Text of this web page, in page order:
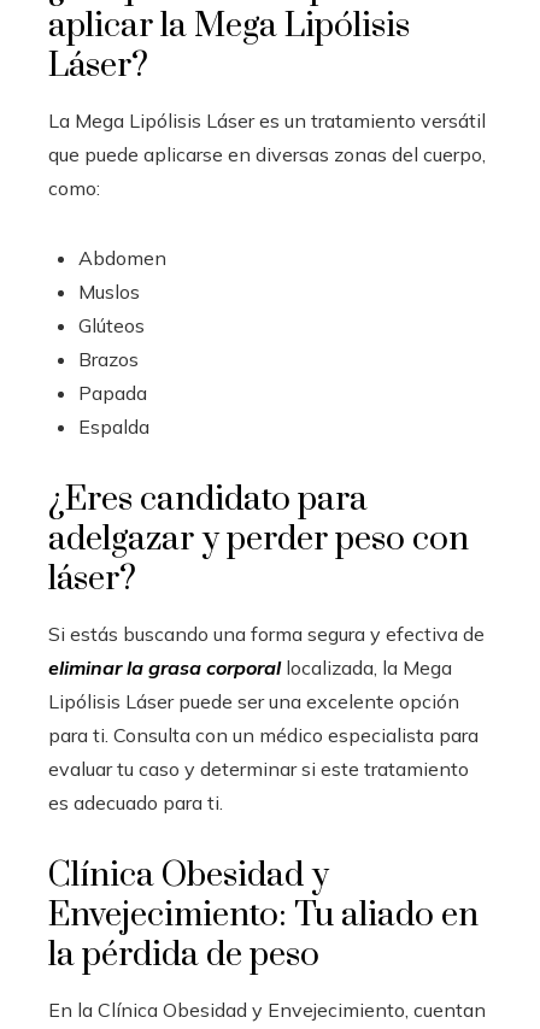
aplicar la Mega Lipólisis
Láser?
La Mega Lipólisis Láser es un tratamiento versátil
que puede aplicarse en diversas zonas del cuerpo,
como:
Abdomen
Muslos
Glúteos
Brazos
Papada
Espalda
¿Eres candidato para
adelgazar y perder peso con
láser?
Si estás buscando una forma segura y efectiva de
eliminar la grasa corporallocalizada, la Mega
Lipólisis Láser puede ser una excelente opción
para ti. Consulta con un médico especialista para
evaluar tu caso y determinar si este tratamiento
es adecuado para ti.
Clínica Obesidad y
Envejecimiento: Tu aliado en
la pérdida de peso
En la Clínica Obesidad y Envejecimiento, cuentan